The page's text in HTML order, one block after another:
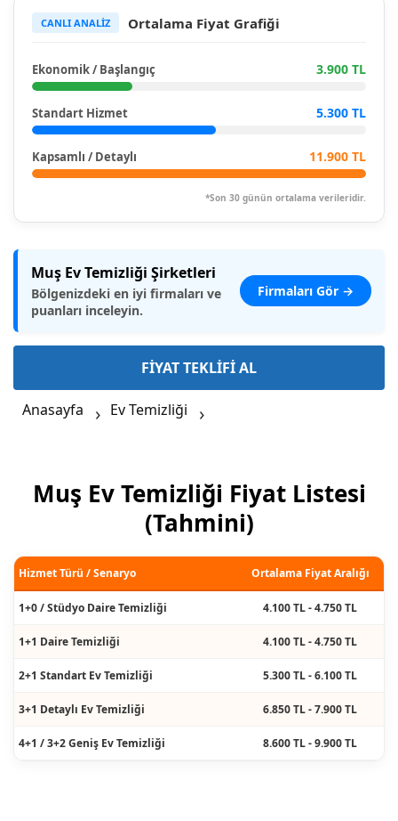
CANLI ANALİZ Ortalama Fiyat Grafiği
Ekonomik / Başlangıç 3.900 TL
Standart Hizmet 5.300 TL
Kapsamlı / Detaylı 11.900 TL
*Son 30 günün ortalama verileridir.
Muş Ev Temizliği Şirketleri
Bölgenizdeki en iyi firmaları ve
puanları inceleyin.
Firmaları Gör →
FİYAT TEKLİFİ AL
Anasayfa Ev Temizliği
Muş Ev Temizliği Fiyat Listesi
(Tahmini)
Hizmet Türü / Senaryo Ortalama Fiyat Aralığı
1+0 / Stüdyo Daire Temizliği 4.100 TL - 4.750 TL
1+1 Daire Temizliği 4.100 TL - 4.750 TL
2+1 Standart Ev Temizliği 5.300 TL - 6.100 TL
3+1 Detaylı Ev Temizliği 6.850 TL - 7.900 TL
4+1 / 3+2 Geniş Ev Temizliği 8.600 TL - 9.900 TL